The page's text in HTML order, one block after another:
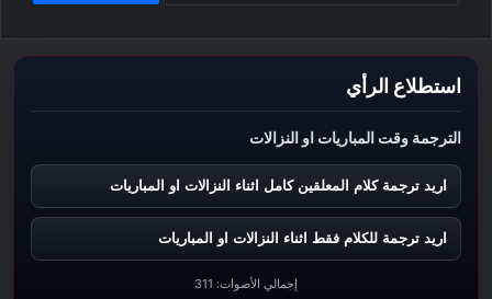
استطلاع الرأي
الترجمة وقت المباريات او النزالات
اريد ترجمة كلام المعلقين كامل اثناء النزالات او المباريات
اريد ترجمة للكلام فقط اثناء النزالات او المباريات
إجمالي الأصوات: 311